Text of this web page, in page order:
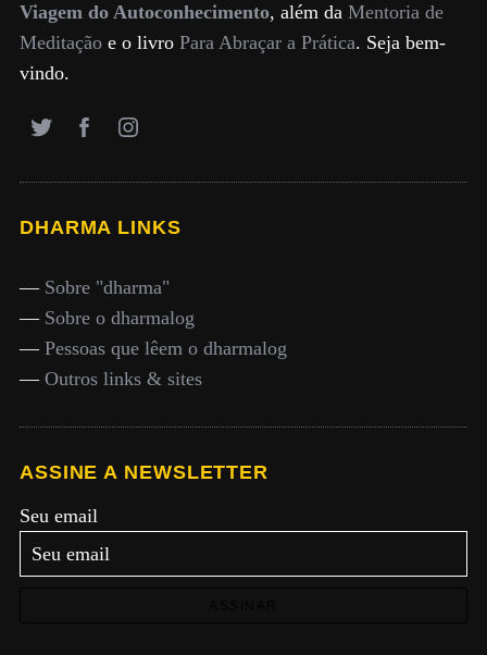
Viagem do Autoconhecimento, além da Mentoria de
Meditaçãoe o livro Para Abraçar a Prática. Seja bem-
vindo.
DHARMA LINKS
— Sobre "dharma"
— Sobre o dharmalog
— Pessoas que lêem o dharmalog
— Outros links & sites
ASSINE A NEWSLETTER
Seu email